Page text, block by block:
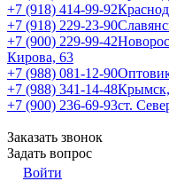
+7 (918) 414-99-92
+7 (918) 229-23-90
+7 (900) 229-99-42
Кирова, 63
+7 (988) 081-12-90
+7 (988) 341-14-48Крымск,
+7 (900) 236-69-93ст.
Заказать звонок
Задать вопрос
Войти